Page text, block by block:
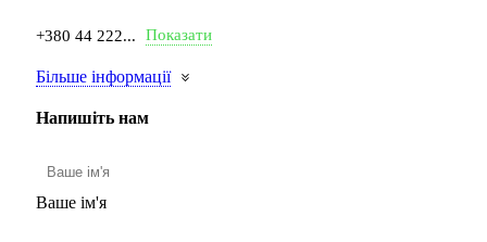
+380 44 222... Показати
Більше інформації
Напишіть нам
Ваше ім'я